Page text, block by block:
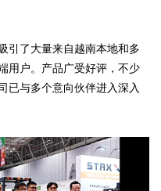
引了大量来自越南本地和多
用户。产品广受好评，不少
已与多个意向伙伴进入深入